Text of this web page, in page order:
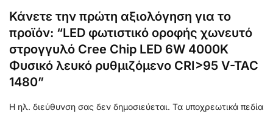
Κάνετε την πρώτη αξιολόγηση για το
προϊόν: “LED φωτιστικό οροφής χωνευτό
στρογγυλό Cree Chip LED 6W 4000K
Φυσικό λευκό ρυθμιζόμενο CRI>95 V-TAC
1480”
Η ηλ. διεύθυνση σας δεν δημοσιεύεται. Τα υποχρεωτικά πεδία